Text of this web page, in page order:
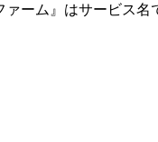
ァーム』はサービス名